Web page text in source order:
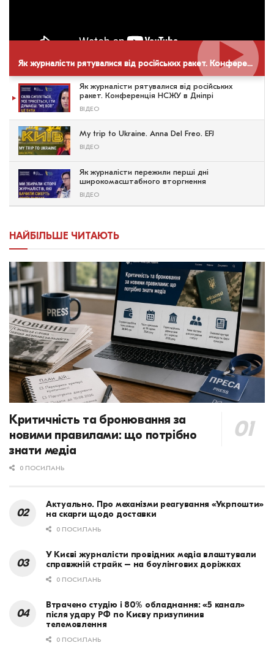
Як журналісти рятувалися від російських ракет. Конференція НСЖУ в Дніпрі
Як журналісти рятувалися від російських
ракет. Конференція НСЖУ в Дніпрі
ВІДЕО
My trip to Ukraine. Anna Del Freo. EFJ
ВІДЕО
Як журналісти пережили перші дні
широкомасштабного вторгнення
ВІДЕО
НАЙБІЛЬШЕ ЧИТАЮТЬ
Критичність та бронювання за
новими правилами: що потрібно
знати медіа
0 ПОСИЛАНЬ
Актуально. Про механізми реагування «Укрпошти»
на скарги щодо доставки
0 ПОСИЛАНЬ
У Києві журналісти провідних медіа влаштували
справжній страйк – на боулінгових доріжках
0 ПОСИЛАНЬ
Втрачено студію і 80% обладнання: «5 канал»
після удару РФ по Києву призупинив
телемовлення
0 ПОСИЛАНЬ